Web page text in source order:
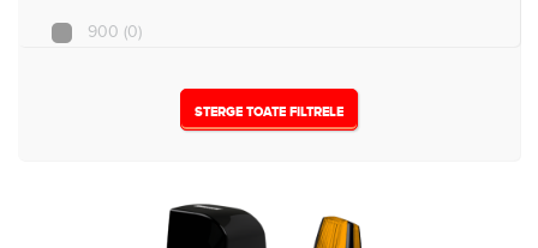
900 (0)
STERGE TOATE FILTRELE